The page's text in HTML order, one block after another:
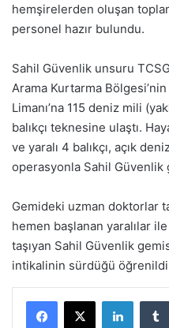
hemşirelerden oluşan
personel hazır bulundu.
Sahil Güvenlik unsuru
Arama Kurtarma
Limanı’na 115 deniz mili
balıkçı teknesine ulaştı.
ve yaralı 4 balıkçı, açık
operasyonla Sahil
Gemideki uzman doktorlar
hemen başlanan yaralılar ile
taşıyan Sahil Güvenlik
intikalinin sürdüğü